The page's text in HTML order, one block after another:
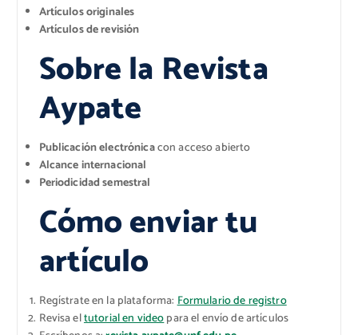
Artículos originales
Artículos de revisión
Sobre la Revista
Aypate
Publicación electrónicacon acceso abierto
Alcance internacional
Periodicidad semestral
Cómo enviar tu
artículo
Regístrate en la plataforma:Formulario de registro
Revisa eltutorial en videopara el envío de artículos